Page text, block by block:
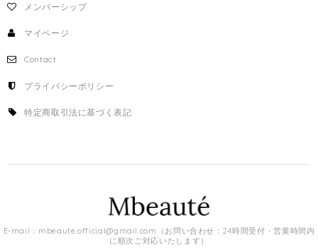
メンバーシップ
マイページ
Contact
プライバシーポリシー
特定商取引法に基づく表記
E-mail： mbeaute.official@gmail.com
（お問い合わせ：24時間受付・営業時間内
に順次ご対応いたします）